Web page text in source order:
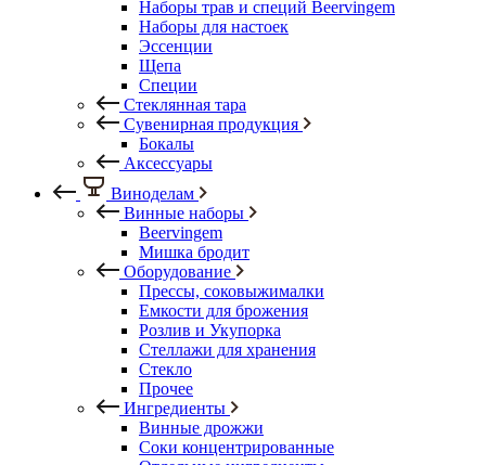
Наборы трав и специй Beervingem
Наборы для настоек
Эссенции
Щепа
Специи
Стеклянная тара
Сувенирная продукция
Бокалы
Аксессуары
Виноделам
Винные наборы
Beervingem
Мишка бродит
Оборудование
Прессы, соковыжималки
Емкости для брожения
Розлив и Укупорка
Стеллажи для хранения
Стекло
Прочее
Ингредиенты
Винные дрожжи
Соки концентрированные